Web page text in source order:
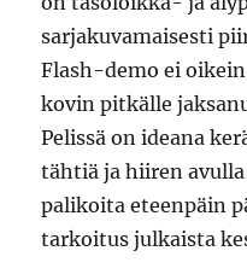
sarjakuvamaisesti
Flash-demo ei
kovin pitkälle
Pelissä on ideana
tähtiä ja hiiren
palikoita eteenpäin
tarkoitus julkaista